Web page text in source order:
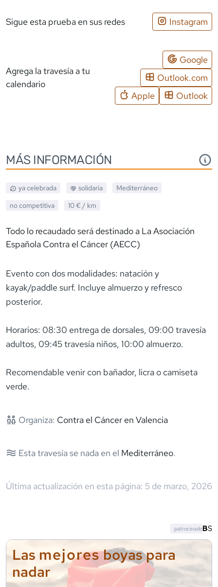
Sigue esta prueba en sus redes Instagram
Agrega la travesía a tu
calendario
Google
Outlook.com
Apple
Outlook
MÁS INFORMACIÓN
ya celebrada solidaria
Mediterráneo
no competitiva
10 € / km
Todo lo recaudado será destinado a La Asociación
Española Contra el Cáncer (AECC)
Evento con dos modalidades: natación y
kayak/paddle surf. Incluye almuerzo y refresco
posterior.
Horarios: 08:30 entrega de dorsales, 09:00 travesía
adultos, 09:45 travesía niños, 10:00 almuerzo.
Recomendable venir con bañador, licra o camiseta
verde.
Organiza: Contra el Cáncer en Valencia
Esta travesía se nada en el Mediterráneo.
Última actualización en esta página: 5 de marzo, 2026
Las mejoresboyas para
nadar
patrocinado